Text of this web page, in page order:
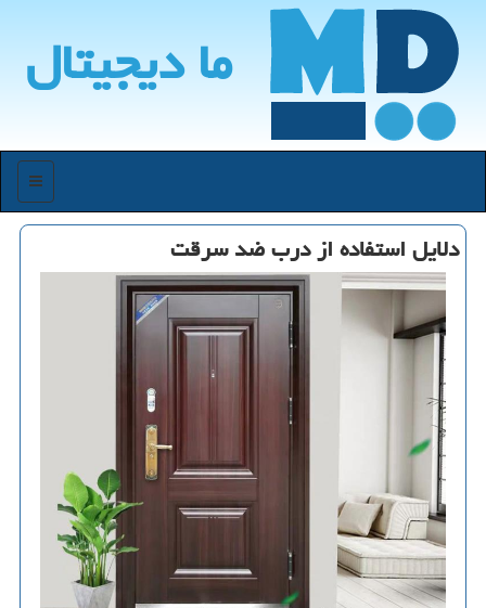
ما دیجیتال
منو
دلایل استفاده از درب ضد سرقت